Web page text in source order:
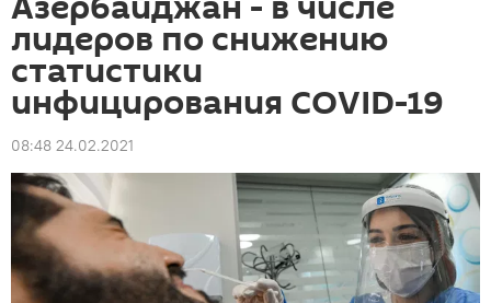
лидеров по снижению
статистики
инфицирования COVID-19
08:48 24.02.2021